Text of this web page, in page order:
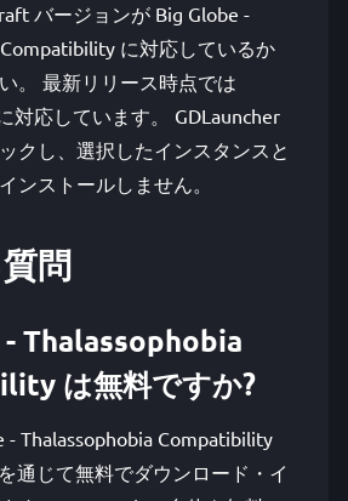
バージョンが Big Globe -
に対応しているか
。 最新リリース時点では
対応しています。 GDLauncher
クし、選択したインスタンスと
ンストールしません。
問
Thalassophobia
は無料ですか?
- Thalassophobia Compatibility
通じて無料でダウンロード・イ